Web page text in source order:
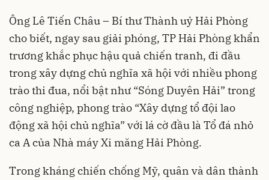
Ông Lê Tiến Châu – Bí thư Thành uỷ Hải Phòng
cho biết, ngay sau giải phóng, TP Hải Phòng khẩn
trương khắc phục hậu quả chiến tranh, đi đầu
trong xây dựng chủ nghĩa xã hội với nhiều phong
trào thi đua, nổi bật như “Sóng Duyên Hải” trong
công nghiệp, phong trào “Xây dựng tổ đội lao
động xã hội chủ nghĩa” với lá cờ đầu là Tổ đá nhỏ
ca A của Nhà máy Xi măng Hải Phòng.
Trong kháng chiến chống Mỹ, quân và dân thành